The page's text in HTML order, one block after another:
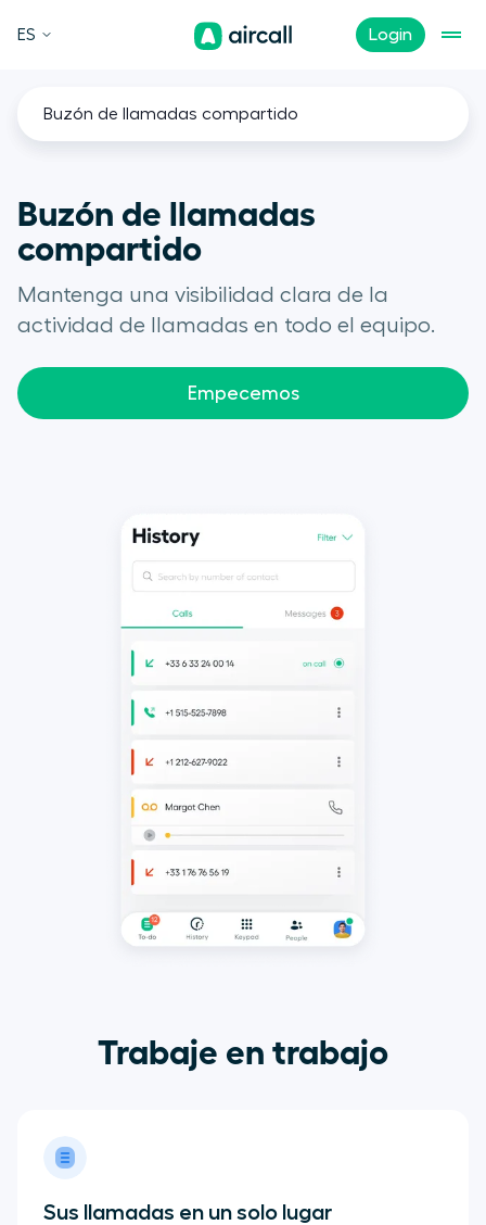
Login
ES
Buzón de llamadas compartido
Buzón de llamadas
compartido
Mantenga una visibilidad clara de la
actividad de llamadas en todo el equipo.
Empecemos
Trabaje en trabajo
Sus llamadas en un solo lugar